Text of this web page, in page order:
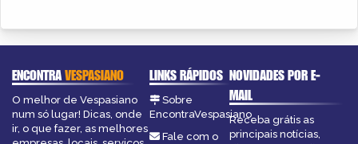
ENCONTRAVESPASIANO
O melhor de Vespasiano
num só lugar! Dicas, onde
ir, o que fazer, as melhores
LINKS RÁPIDOS
Sobre
EncontraVespasiano
Fale com o
NOVIDADES POR E-
MAIL
Receba grátis as
principais notícias,